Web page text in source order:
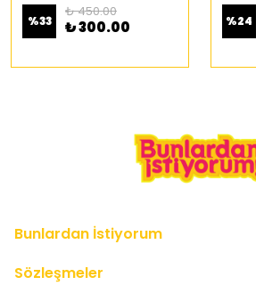
%33
₺ 450.00
₺ 300.00 %24
Bunlardan İstiyorum
Sözleşmeler